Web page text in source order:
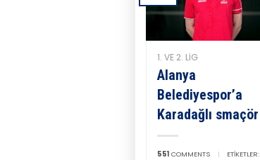
1. VE 2. LIG
Alanya
Belediyespor’a
Karadağlı smaçör
551 COMMENTS |
ETIKETLER: